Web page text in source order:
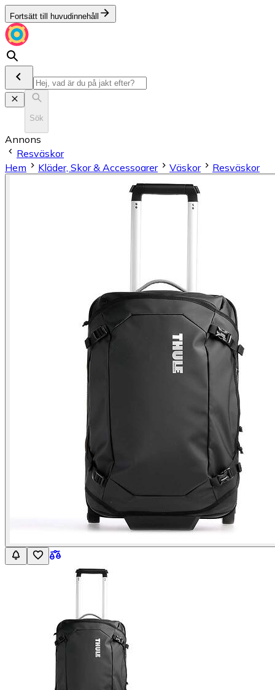
Fortsätt till huvudinnehåll
Sök
Annons
Resväskor
Hem
Kläder, Skor & Accessoarer Väskor Resväskor